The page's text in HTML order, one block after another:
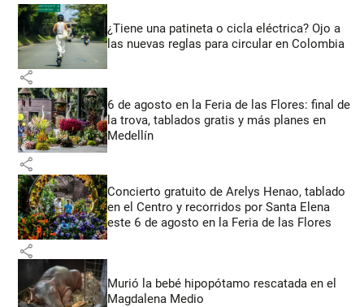
¿Tiene una patineta o cicla eléctrica? Ojo a
las nuevas reglas para circular en Colombia
share
6 de agosto en la Feria de las Flores: final de
la trova, tablados gratis y más planes en
Medellín
share
Concierto gratuito de Arelys Henao, tablado
en el Centro y recorridos por Santa Elena
este 6 de agosto en la Feria de las Flores
share
Murió la bebé hipopótamo rescatada en el
Magdalena Medio